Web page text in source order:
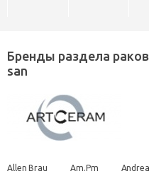
Бренды раздела
san
Allen Brau Am.Pm Andrea